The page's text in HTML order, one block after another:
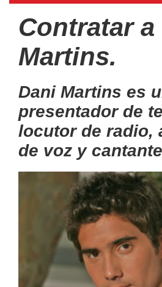
Contratar a
Martins.
Dani Martins es
presentador de
locutor de radio,
de voz y